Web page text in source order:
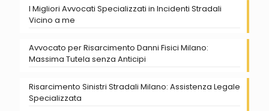
I Migliori Avvocati Specializzati in Incidenti Stradali
Vicino a me
Avvocato per Risarcimento Danni Fisici Milano:
Massima Tutela senza Anticipi
Risarcimento Sinistri Stradali Milano: Assistenza Legale
Specializzata